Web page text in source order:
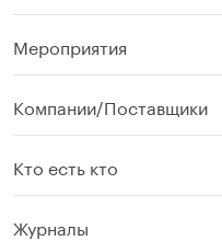
Мероприятия
Компании/Поставщики
Кто есть кто
Журналы